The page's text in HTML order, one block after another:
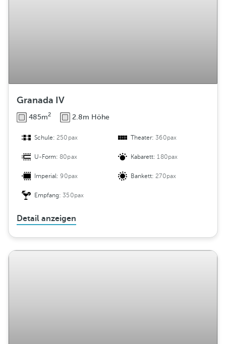
Granada IV
485m2 2.8m Höhe
Schule:250pax Theater:360pax
U-Form:80pax Kabarett:180pax
Imperial:90pax Bankett:270pax
Empfang:350pax
Detail anzeigen